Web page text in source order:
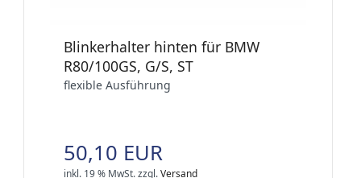
Blinkerhalter hinten für BMW
R80/100GS, G/S, ST
flexible Ausführung
50,10 EUR
inkl. 19 % MwSt.zzgl.Versand